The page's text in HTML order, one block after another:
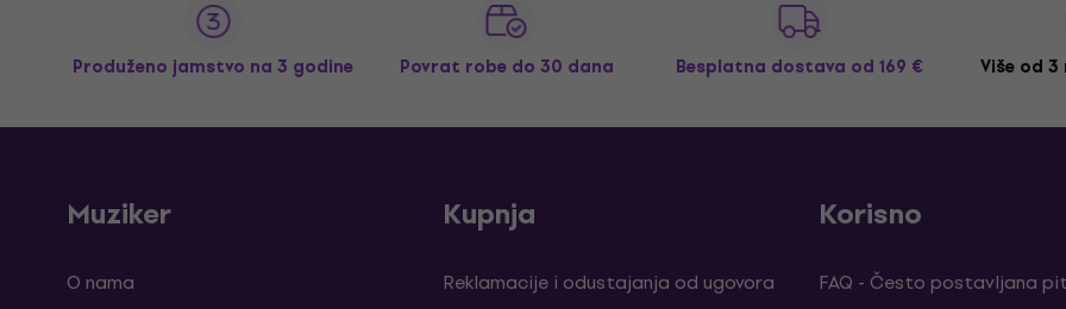
Produženo jamstvo na 3 godine Povrat robe do 30 dana Besplatna dostava od 169 € Više od
Muziker
O nama
Kupnja
Reklamacije i odustajanja od ugovora
Korisno
FAQ - Često postavljana